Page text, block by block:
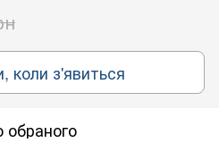
коли з'явиться
обраного